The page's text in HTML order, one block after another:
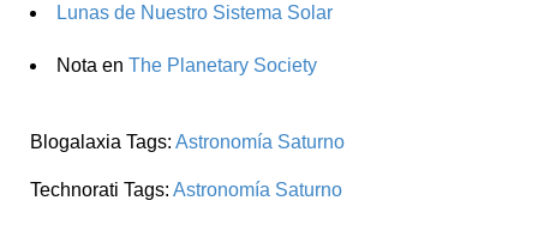
Lunas de Nuestro Sistema Solar
Nota en The Planetary Society
Blogalaxia Tags: Astronomía Saturno
Technorati Tags: Astronomía Saturno